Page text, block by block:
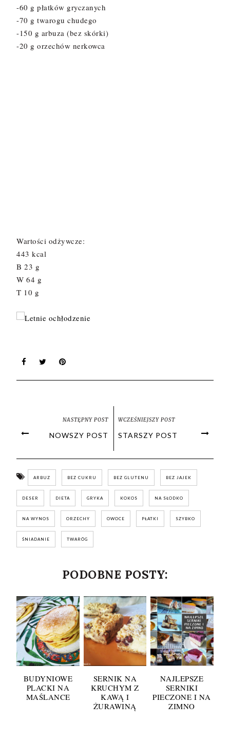
-60 g płatków gryczanych
-70 g twarogu chudego
-150 g arbuza (bez skórki)
-20 g orzechów nerkowca
Wartości odżywcze:
443 kcal
B 23 g
W 64 g
T 10 g
NASTĘPNY POST
NOWSZY POST
WCZEŚNIEJSZY POST
STARSZY POST
ARBUZ BEZ CUKRU BEZ GLUTENU BEZ JAJEK
DESER DIETA GRYKA KOKOS NA SŁODKO
NA WYNOS ORZECHY OWOCE PŁATKI SZYBKO
ŚNIADANIE TWARÓG
PODOBNE POSTY:
BUDYNIOWE
PLACKI NA
MAŚLANCE
SERNIK NA
KRUCHYM Z
KAWĄ I
ŻURAWINĄ
NAJLEPSZE
SERNIKI
PIECZONE I NA
ZIMNO